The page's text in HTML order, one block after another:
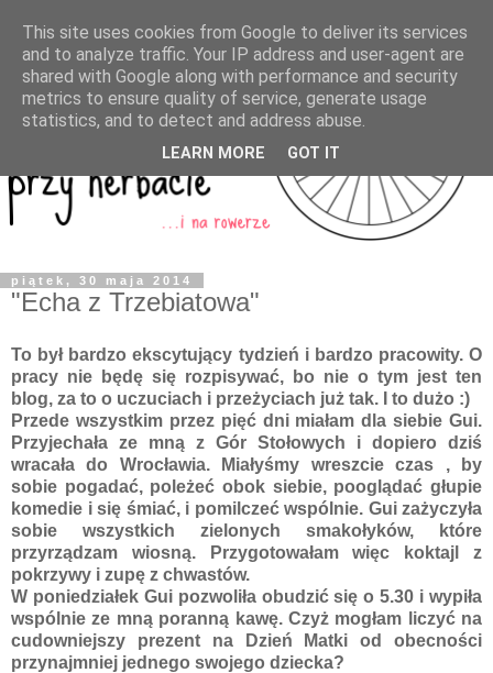
piątek, 30 maja 2014
"Echa z Trzebiatowa"
To był bardzo ekscytujący tydzień i bardzo pracowity. O
pracy nie będę się rozpisywać, bo nie o tym jest ten
blog, za to o uczuciach i przeżyciach już tak. I to dużo :)
Przede wszystkim przez pięć dni miałam dla siebie Gui.
Przyjechała ze mną z Gór Stołowych i dopiero dziś
wracała do Wrocławia. Miałyśmy wreszcie czas , by
sobie pogadać, poleżeć obok siebie, pooglądać głupie
komedie i się śmiać, i pomilczeć wspólnie. Gui zażyczyła
sobie wszystkich zielonych smakołyków, które
przyrządzam wiosną. Przygotowałam więc koktajl z
pokrzywy i zupę z chwastów.
W poniedziałek Gui pozwoliła obudzić się o 5.30 i wypiła
wspólnie ze mną poranną kawę. Czyż mogłam liczyć na
cudowniejszy prezent na Dzień Matki od obecności
przynajmniej jednego swojego dziecka?
This site uses cookies from Google to deliver its services
and to analyze traffic. Your IP address and user-agent are
shared with Google along with performance and security
metrics to ensure quality of service, generate usage
statistics, and to detect and address abuse.
LEARN MORE GOT IT